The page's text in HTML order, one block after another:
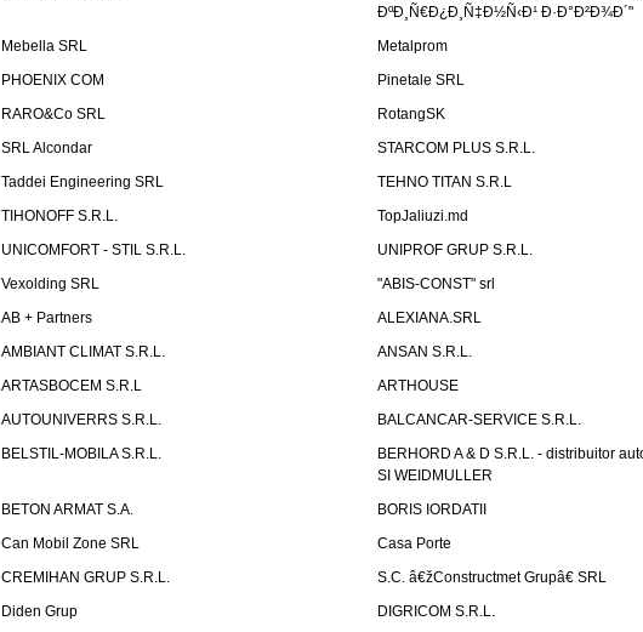
ÐºÐ¸Ñ€Ð¿Ð¸Ñ‡Ð½Ñ‹Ð¹ Ð·Ð°Ð²Ð¾Ð´"
Mebella SRL
Metalprom
PHOENIX COM
Pinetale SRL
RARO&Co SRL
RotangSK
SRL Alcondar
STARCOM PLUS S.R.L.
Taddei Engineering SRL
TEHNO TITAN S.R.L
TIHONOFF S.R.L.
TopJaliuzi.md
UNICOMFORT - STIL S.R.L.
UNIPROF GRUP S.R.L.
Vexolding SRL
"ABIS-CONST" srl
AB + Partners
ALEXIANA.SRL
AMBIANT CLIMAT S.R.L.
ANSAN S.R.L.
ARTASBOCEM S.R.L
ARTHOUSE
AUTOUNIVERRS S.R.L.
BALCANCAR-SERVICE S.R.L.
BELSTIL-MOBILA S.R.L.
BERHORD A & D S.R.L. - distribuitor
SI WEIDMULLER
BETON ARMAT S.A.
BORIS IORDATII
Can Mobil Zone SRL
Casa Porte
CREMIHAN GRUP S.R.L.
S.C. â€žConstructmet Grupâ€ SRL
Diden Grup DIGRICOM S.R.L.